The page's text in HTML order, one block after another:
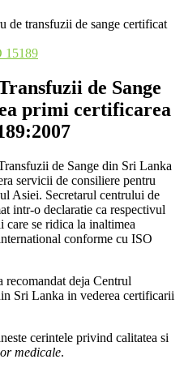
de transfuzii de sange certificat
15189
de Sange
primi certificarea
de Sange din Sri Lanka
servicii de consiliere pentru
Asiei. Secretarul centrului de
intr-o declaratie ca respectivul
care se ridica la inaltimea
conforme cu ISO
recomandat deja Centrul
Sri Lanka in vederea certificarii
cerintele privind calitatea si
medicale.